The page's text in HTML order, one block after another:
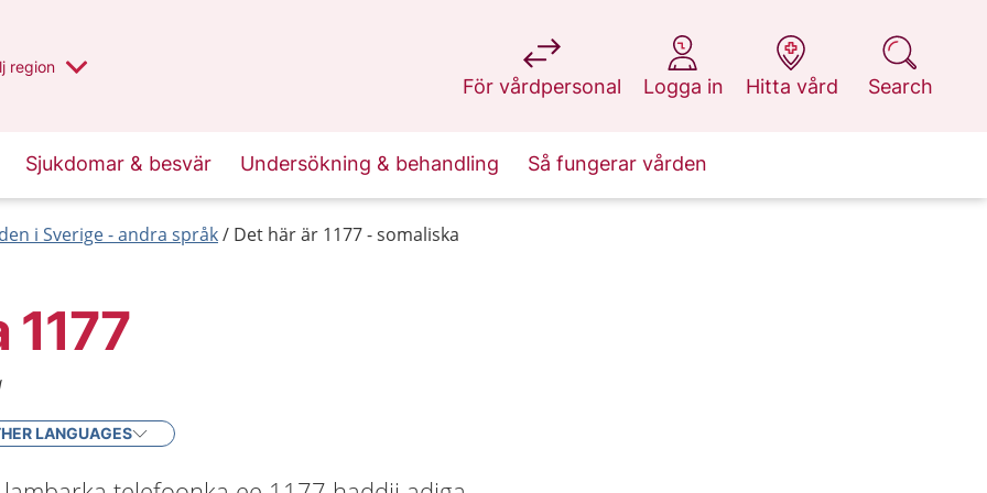
har valt region
en annan
region
För vårdpersonal
at 1177.se
Logga in
at 1177.se
Hitta vård
at 1177.se
Search
at 1177.se
Sjukdomar & besvär Undersökning & behandling Så fungerar vården
i Sverige - andra språk Det här är 1177 - somaliska
1177
LANGUAGES